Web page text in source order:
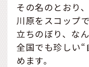
その名のとおり
川原をスコップ
立ちのぼり、な
全国でも珍しい
めます。